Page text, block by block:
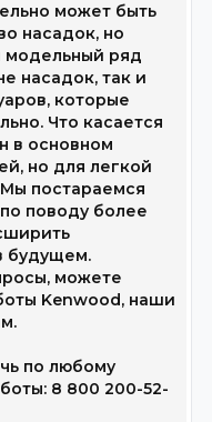
может быть
насадок, но
модельный ряд
насадок, так и
которые
Что касается
в основном
но для легкой
постараемся
поводу более
будущем.
можете
Kenwood, наши
по любому
8 800 200-52-